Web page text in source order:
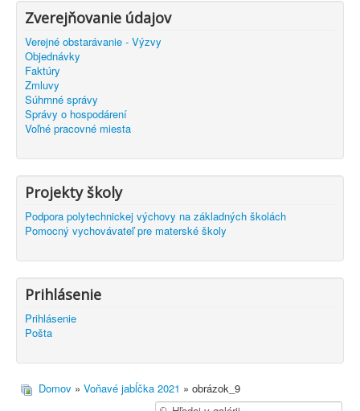
Zverejňovanie údajov
Verejné obstarávanie - Výzvy
Objednávky
Faktúry
Zmluvy
Súhrnné správy
Správy o hospodárení
Voľné pracovné miesta
Projekty školy
Podpora polytechnickej výchovy na základných školách
Pomocný vychovávateľ pre materské školy
Prihlásenie
Prihlásenie
Pošta
Domov » Voňavé jabĺčka 2021 » obrázok_9